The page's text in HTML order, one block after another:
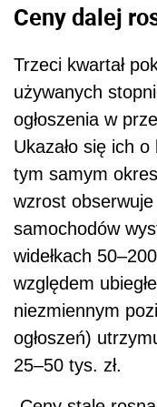
Ceny dalej
Trzeci kwartał
używanych
ogłoszenia w
Ukazało się ich
tym samym
wzrost
samochodów
widełkach
względem
niezmiennym
ogłoszeń)
25–50 tys. zł.